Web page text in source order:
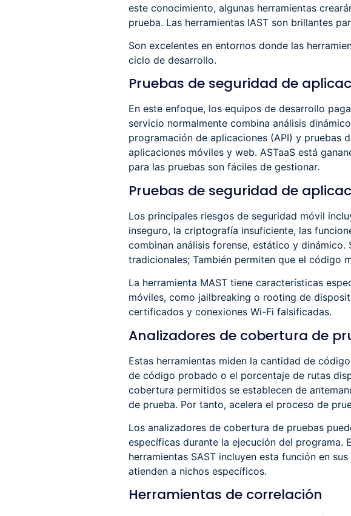
este conocimiento, algunas herramientas
prueba. Las herramientas IAST son brillantes
Son excelentes en entornos donde las
ciclo de desarrollo.
Pruebas de seguridad de
En este enfoque, los equipos de desarrollo
servicio normalmente combina análisis
programación de aplicaciones (API) y pruebas
aplicaciones móviles y web. ASTaaS está
para las pruebas son fáciles de gestionar.
Pruebas de seguridad de
Los principales riesgos de seguridad móvil
inseguro, la criptografía insuficiente, las
combinan análisis forense, estático y
tradicionales; También permiten que el código
La herramienta MAST tiene características
móviles, como jailbreaking o rooting de
certificados y conexiones Wi-Fi falsificadas.
Analizadores de cobertura de
Estas herramientas miden la cantidad de
de código probado o el porcentaje de rutas
cobertura permitidos se establecen de
de prueba. Por tanto, acelera el proceso de
Los analizadores de cobertura de pruebas
específicas durante la ejecución del programa.
herramientas SAST incluyen esta función en
atienden a nichos específicos.
Herramientas de correlación